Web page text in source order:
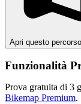
Apri questo
Funzionalità
Prova gratuita di 3
Bikemap Premium.